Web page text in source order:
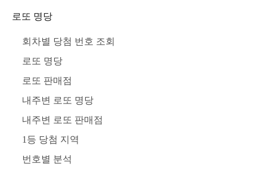
로또 명당
회차별 당첨 번호 조회
로또 명당
로또 판매점
내주변 로또 명당
내주변 로또 판매점
1등 당첨 지역
번호별 분석